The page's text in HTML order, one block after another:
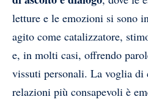
letture e le emozioni si sono
agito come catalizzatore,
e, in molti casi, offrendo
vissuti personali. La voglia
relazioni più consapevoli è